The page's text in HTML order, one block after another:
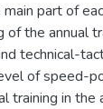
part of
the annual
technical-
of speed-
training in